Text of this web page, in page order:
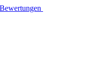
Bewertungen